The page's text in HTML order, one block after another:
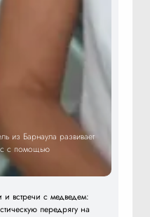
из Барнаула развивает
с помощью
встречи с медведем:
передрягу на